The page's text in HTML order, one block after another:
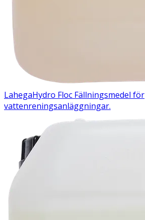
LahegaHydro Floc Fällningsmedel för
vattenreningsanläggningar.